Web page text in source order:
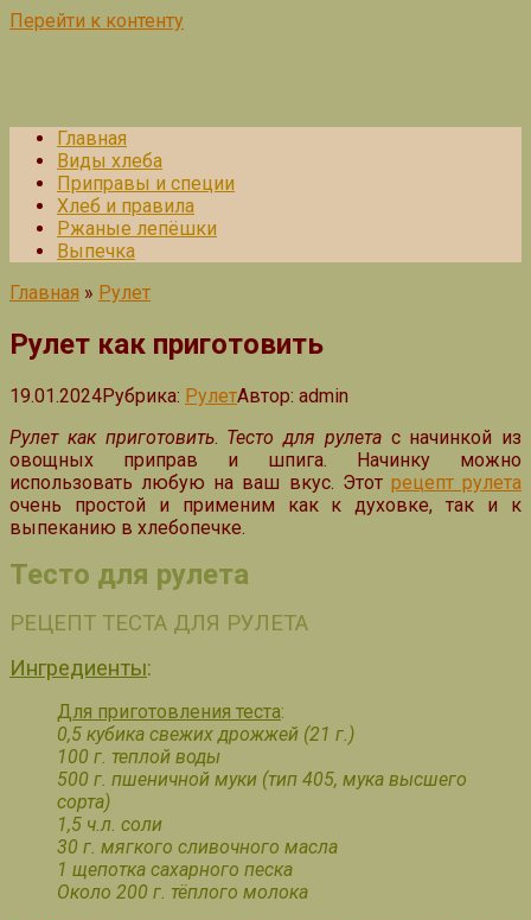
Перейти к контенту
Главная
Виды хлеба
Приправы и специи
Хлеб и правила
Ржаные лепёшки
Выпечка
Главная » Рулет
Рулет как приготовить
19.01.2024Рубрика: РулетАвтор: admin
Рулет как приготовить. Тесто для рулетас начинкой из
овощных приправ и шпига. Начинку можно
использовать любую на ваш вкус. Этот рецепт рулета
очень простой и применим как к духовке, так и к
выпеканию в хлебопечке.
Тесто для рулета
РЕЦЕПТ ТЕСТА ДЛЯ РУЛЕТА
Ингредиенты:
Для приготовления теста:
0,5 кубика свежих дрожжей (21 г.)
100 г. теплой воды
500 г. пшеничной муки (тип 405, мука высшего
сорта)
1,5 ч.л. соли
30 г. мягкого сливочного масла
1 щепотка сахарного песка
Около 200 г. тёплого молока